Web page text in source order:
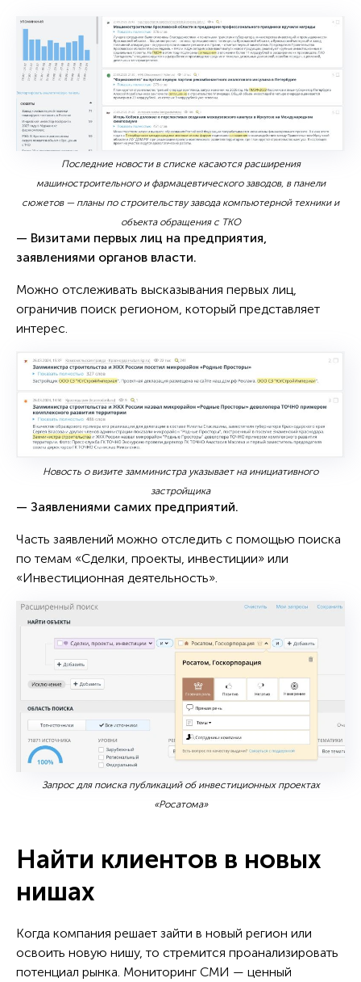
Последние новости в списке касаются расширения
машиностроительного и фармацевтического заводов, в панели
сюжетов — планы по строительству завода компьютерной техники и
объекта обращения с ТКО
— Визитами первых лиц на предприятия,
заявлениями органов власти.
Можно отслеживать высказывания первых лиц,
ограничив поиск регионом, который представляет
интерес.
Новость о визите замминистра указывает на инициативного
застройщика
— Заявлениями самих предприятий.
Часть заявлений можно отследить с помощью поиска
по темам «Сделки, проекты, инвестиции» или
«Инвестиционная деятельность».
Запрос для поиска публикаций об инвестиционных проектах
«Росатома»
Найти клиентов в новых
нишах
Когда компания решает зайти в новый регион или
освоить новую нишу, то стремится проанализировать
потенциал рынка. Мониторинг СМИ — ценный